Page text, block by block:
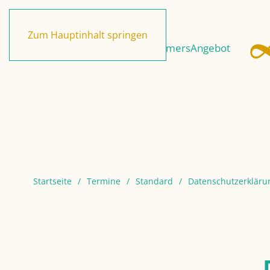
Zum Hauptinhalt springen
Andreas SommersAngebot
Startseite Termine Standard